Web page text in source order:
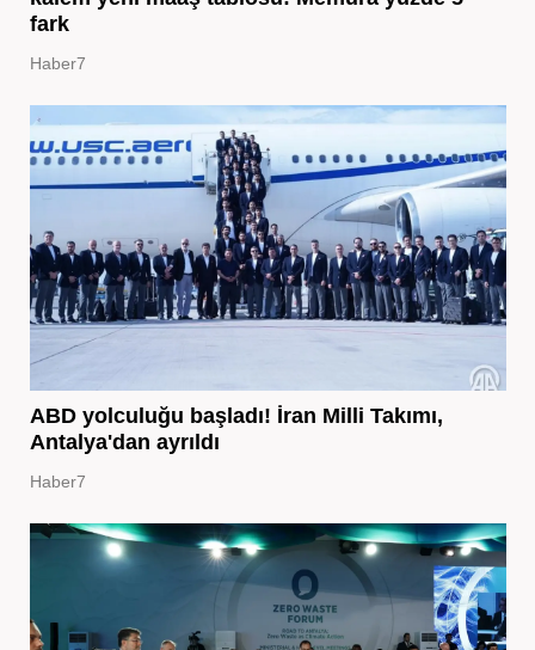
fark
Haber7
ABD yolculuğu başladı! İran Milli Takımı,
Antalya'dan ayrıldı
Haber7